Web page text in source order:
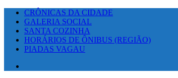
CRÔNICAS DA CIDADE
GALERIA SOCIAL
SANTA COZINHA
HORÁRIOS DE ÔNIBUS (REGIÃO)
PIADAS VAGAU